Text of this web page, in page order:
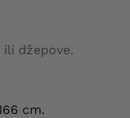
džepove.
cm.